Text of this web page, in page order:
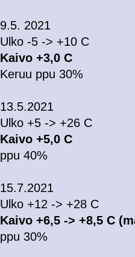
9.5. 2021
Ulko -5 -> +10 C
Kaivo +3,0 C
Keruu ppu 30%
13.5.2021
Ulko +5 -> +26 C
Kaivo +5,0 C
ppu 40%
15.7.2021
Ulko +12 -> +28 C
Kaivo +6,5 -> +8,5 C
ppu 30%